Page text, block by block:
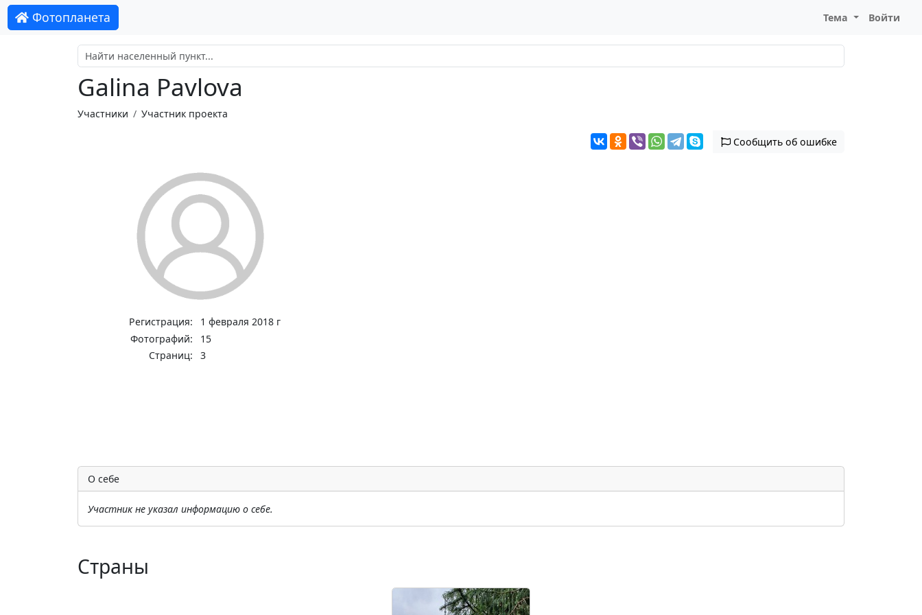
Фотопланета Тема Войти
Galina Pavlova
Участники Участник проекта
Сообщить об ошибке
Регистрация:
1 февраля 2018 г
Фотографий:
15
Страниц:
3
О себе
Участник не указал информацию о себе.
Страны